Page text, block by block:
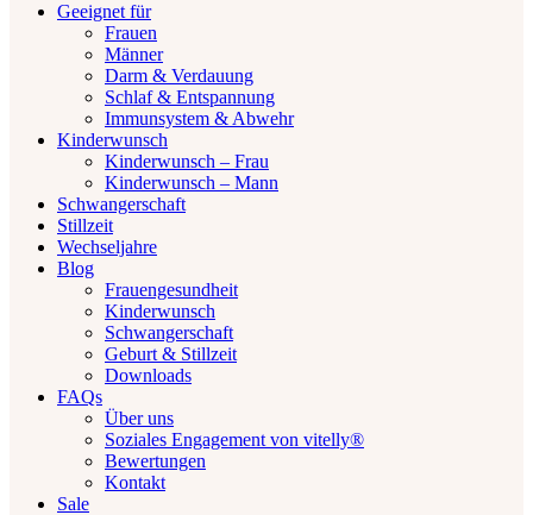
Geeignet für
Frauen
Männer
Darm & Verdauung
Schlaf & Entspannung
Immunsystem & Abwehr
Kinderwunsch
Kinderwunsch – Frau
Kinderwunsch – Mann
Schwangerschaft
Stillzeit
Wechseljahre
Blog
Frauengesundheit
Kinderwunsch
Schwangerschaft
Geburt & Stillzeit
Downloads
FAQs
Über uns
Soziales Engagement von vitelly®
Bewertungen
Kontakt
Sale